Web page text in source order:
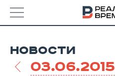
НОВОСТИ
НОВОСТИ
03.06.2015